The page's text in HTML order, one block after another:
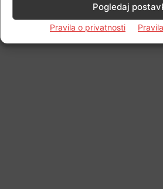
Pogledaj
Pravila o privatnosti